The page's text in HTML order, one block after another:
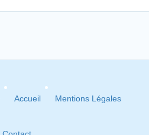
Accueil Mentions Légales